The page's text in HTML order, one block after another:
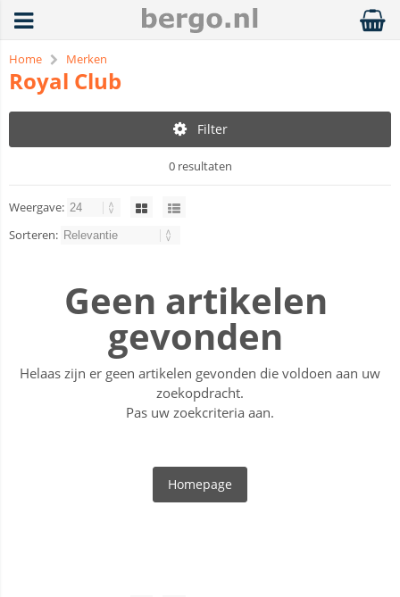
Home Merken
Royal Club
Filter
0 resultaten
Weergave:
Sorteren:
Geen artikelen
gevonden
Helaas zijn er geen artikelen gevonden die voldoen aan uw
zoekopdracht.
Pas uw zoekcriteria aan.
Homepage